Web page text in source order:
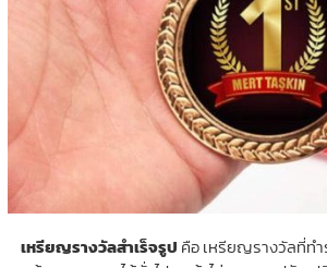
เหรียญรางวัลสำเร็จรูป คือ เหรียญรางวัลที่ท